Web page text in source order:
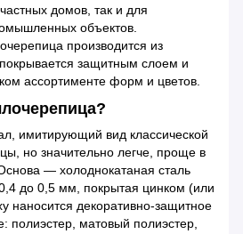
домов, так и для
объектов.
производится из
защитным слоем и
ассортименте форм и цветов.
имитирующий вид классической
но значительно легче, проще в
— холоднокатаная сталь
до 0,5 мм, покрытая цинком (или
наносится декоративно-защитное
полиэстер, матовый полиэстер,